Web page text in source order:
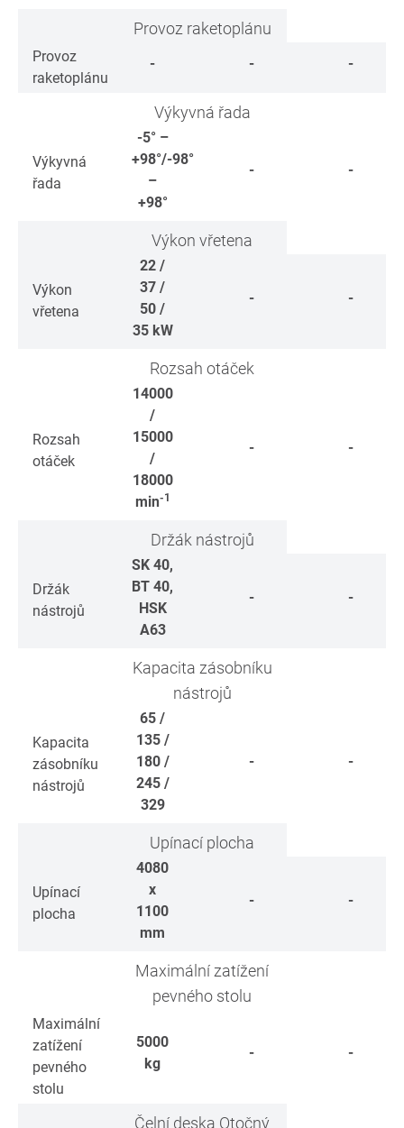
Provoz raketoplánu
Provoz
raketoplánu
- - -
Výkyvná řada
Výkyvná
řada
-5° –
+98°/-98°
–
+98°
- -
Výkon vřetena
Výkon
vřetena
22 /
37 /
50 /
35 kW
- -
Rozsah otáček
Rozsah
otáček
14000
/
15000
/
18000
min-1
- -
Držák nástrojů
Držák
nástrojů
SK 40,
BT 40,
HSK
A63
- -
Kapacita zásobníku
nástrojů
Kapacita
zásobníku
nástrojů
65 /
135 /
180 /
245 /
329
- -
Upínací plocha
Upínací
plocha
4080
x
1100
mm
- -
Maximální zatížení
pevného stolu
Maximální
zatížení
pevného
stolu
5000
kg
- -
Čelní deska Otočný